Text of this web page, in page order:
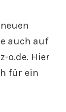
auch auf
o.de. Hier
für ein